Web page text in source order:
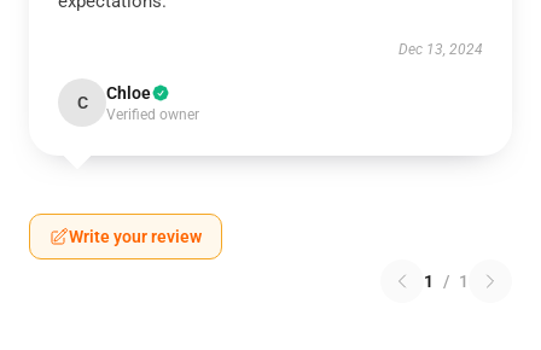
Dec 13, 2024
C Chloe
Verified owner
Write your review
1 / 1